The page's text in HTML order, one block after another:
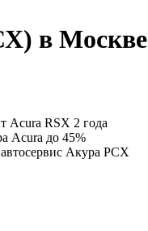
в Москве
Acura RSX 2 года
Acura до 45%
Акура РСХ